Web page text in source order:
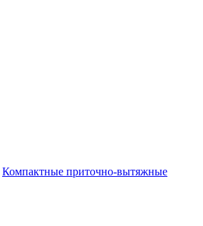
Компактные приточно-вытяжные